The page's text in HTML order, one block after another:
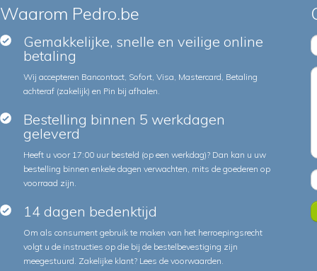
Waarom Pedro.be
Gemakkelijke, snelle en veilige online
betaling
Wij accepteren Bancontact, Sofort, Visa, Mastercard, Betaling
achteraf (zakelijk) en Pin bij afhalen.
Bestelling binnen 5 werkdagen
geleverd
Heeft u voor 17:00 uur besteld (op een werkdag)? Dan kan u uw
bestelling binnen enkele dagen verwachten, mits de goederen op
voorraad zijn.
14 dagen bedenktijd
Om als consument gebruik te maken van het herroepingsrecht
volgt u de instructies op die bij de bestelbevestiging zijn
meegestuurd. Zakelijke klant? Lees de voorwaarden.